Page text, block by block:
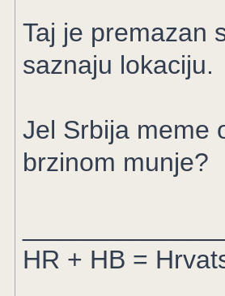
Taj je premazan
saznaju lokaciju.
Jel Srbija meme
brzinom munje?
HR + HB =